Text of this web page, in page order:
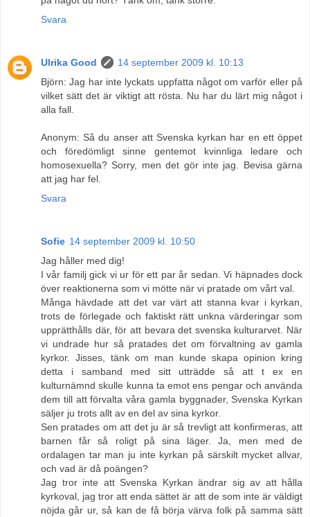
Svara
Ulrika Good
14 september 2009 kl. 10:13
Björn: Jag har inte lyckats uppfatta något om varför eller på
vilket sätt det är viktigt att rösta. Nu har du lärt mig något i
alla fall.
Anonym: Så du anser att Svenska kyrkan har en ett öppet
och föredömligt sinne gentemot kvinnliga ledare och
homosexuella? Sorry, men det gör inte jag. Bevisa gärna
att jag har fel.
Svara
Sofie 14 september 2009 kl. 10:50
Jag håller med dig!
I vår familj gick vi ur för ett par år sedan. Vi häpnades dock
över reaktionerna som vi mötte när vi pratade om vårt val.
Många hävdade att det var värt att stanna kvar i kyrkan,
trots de förlegade och faktiskt rätt unkna värderingar som
upprätthålls där, för att bevara det svenska kulturarvet. När
vi undrade hur så pratades det om förvaltning av gamla
kyrkor. Jisses, tänk om man kunde skapa opinion kring
detta i samband med sitt utträdde så att t ex en
kulturnämnd skulle kunna ta emot ens pengar och använda
dem till att förvalta våra gamla byggnader, Svenska Kyrkan
säljer ju trots allt av en del av sina kyrkor.
Sen pratades om att det ju är så trevligt att konfirmeras, att
barnen får så roligt på sina läger. Ja, men med de
ordalagen tar man ju inte kyrkan på särskilt mycket allvar,
och vad är då poängen?
Jag tror inte att Svenska Kyrkan ändrar sig av att hålla
kyrkoval, jag tror att enda sättet är att de som inte är väldigt
nöjda går ur, så kan de få börja värva folk på samma sätt